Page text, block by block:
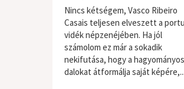
Nincs kétségem, Vasco Ribeiro
Casais teljesen elveszett a
vidék népzenéjében. Ha jól
számolom ez már a sokadik
nekifutása, hogy a hagyományos
dalokat átformálja saját képére,...
világzene / folk